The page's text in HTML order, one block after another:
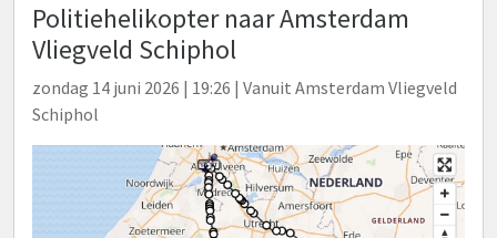
Politiehelikopter naar Amsterdam
Vliegveld Schiphol
zondag 14 juni 2026 | 19:26 | Vanuit Amsterdam Vliegveld
Schiphol